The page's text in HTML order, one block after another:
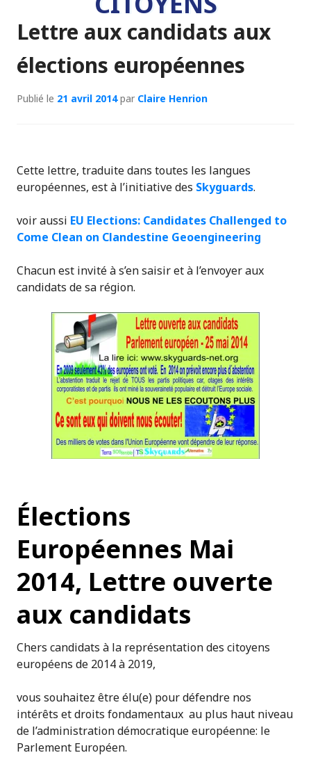
Lettre aux candidats aux
élections européennes
Publié le 21 avril 2014par Claire Henrion
Cette lettre, traduite dans toutes les langues
européennes, est à l’initiative des Skyguards.
voir aussi EU Elections: Candidates Challenged to
Come Clean on Clandestine Geoengineering
Chacun est invité à s’en saisir et à l’envoyer aux
candidats de sa région.
Élections
Européennes Mai
2014, Lettre ouverte
aux candidats
Chers candidats à la représentation des citoyens
européens de 2014 à 2019,
vous souhaitez être élu(e) pour défendre nos
intérêts et droits fondamentaux au plus haut niveau
de l’administration démocratique européenne: le
Parlement Européen.